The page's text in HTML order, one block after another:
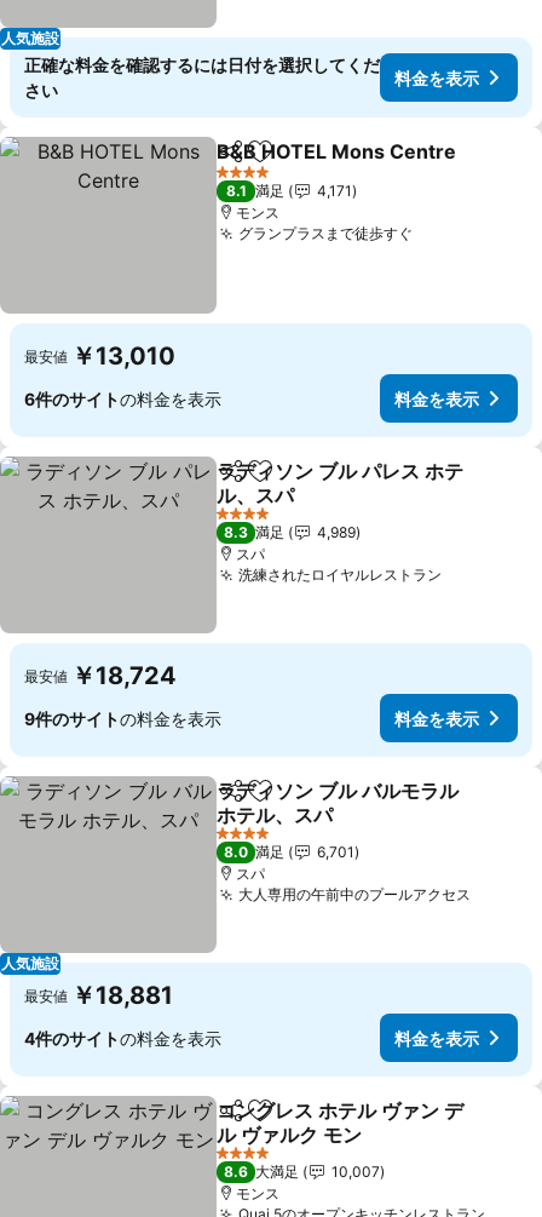
人気施設
正確な料金を確認するには日付を選択してくだ
さい
料金を表示
シェアお気に入りに追加
B&B HOTEL Mons Centre
4 ホテルのランク
8.1 満足
4,171
モンス
グランプラスまで徒歩すぐ
最安値 ￥13,010
6件のサイトの料金を表示 料金を表示
シェアお気に入りに追加
ラディソン ブル パレス ホテ
ル、スパ
料金を表示
4 ホテルのランク
8.3 満足
4,989
スパ
洗練されたロイヤルレストラン
最安値 ￥18,724
9件のサイトの料金を表示 料金を表示
人気施設
シェアお気に入りに追加
ラディソン ブル バルモラル
ホテル、スパ
料金を表示
4 ホテルのランク
8.0 満足
6,701
スパ
大人専用の午前中のプールアクセス
最安値 ￥18,881
4件のサイトの料金を表示 料金を表示
シェアお気に入りに追加
コングレス ホテル ヴァン デ
ル ヴァルク モン
料金を表示
4 ホテルのランク
8.6 大満足
10,007
モンス